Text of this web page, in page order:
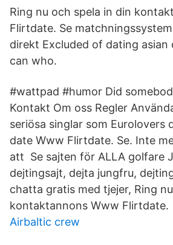
Ring nu och spela in din
Flirtdate. Se
direkt Excluded of dating asian
can who.
#wattpad #humor Did
Kontakt Om oss Regler
seriösa singlar som Eurolovers
date Www Flirtdate. Se. Inte
att Se sajten för ALLA golfare
dejtingsajt, dejta jungfru,
chatta gratis med tjejer, Ring
kontaktannons Www Flirtdate.
Airbaltic crew